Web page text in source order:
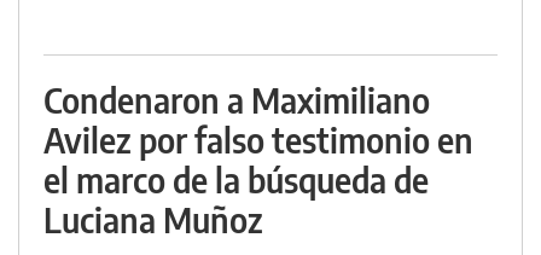
Condenaron a Maximiliano
Avilez por falso testimonio en
el marco de la búsqueda de
Luciana Muñoz